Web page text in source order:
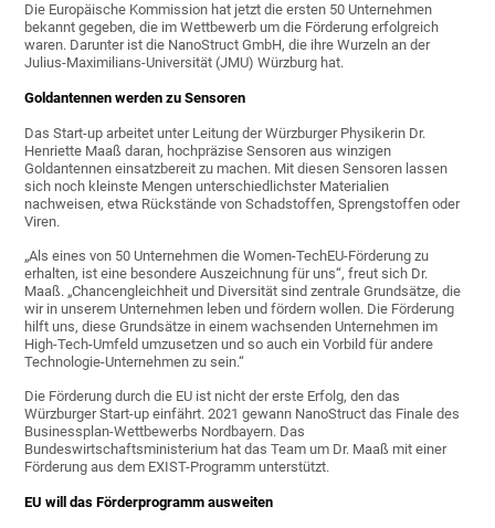
Die Europäische Kommission hat jetzt die ersten 50 Unternehmen
bekannt gegeben, die im Wettbewerb um die Förderung erfolgreich
waren. Darunter ist die NanoStruct GmbH, die ihre Wurzeln an der
Julius-Maximilians-Universität (JMU) Würzburg hat.
Goldantennen werden zu Sensoren
Das Start-up arbeitet unter Leitung der Würzburger Physikerin Dr.
Henriette Maaß daran, hochpräzise Sensoren aus winzigen
Goldantennen einsatzbereit zu machen. Mit diesen Sensoren lassen
sich noch kleinste Mengen unterschiedlichster Materialien
nachweisen, etwa Rückstände von Schadstoffen, Sprengstoffen oder
Viren.
„Als eines von 50 Unternehmen die Women-TechEU-Förderung zu
erhalten, ist eine besondere Auszeichnung für uns“, freut sich Dr.
Maaß. „Chancengleichheit und Diversität sind zentrale Grundsätze, die
wir in unserem Unternehmen leben und fördern wollen. Die Förderung
hilft uns, diese Grundsätze in einem wachsenden Unternehmen im
High-Tech-Umfeld umzusetzen und so auch ein Vorbild für andere
Technologie-Unternehmen zu sein.“
Die Förderung durch die EU ist nicht der erste Erfolg, den das
Würzburger Start-up einfährt. 2021 gewann NanoStruct das Finale des
Businessplan-Wettbewerbs Nordbayern. Das
Bundeswirtschaftsministerium hat das Team um Dr. Maaß mit einer
Förderung aus dem EXIST-Programm unterstützt.
EU will das Förderprogramm ausweiten